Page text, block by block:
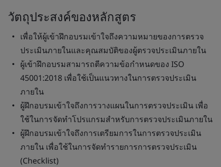
วัตถุประสงค์ของหลักสูตร
เพื่อให้ผู้เข้าฝึกอบรมเข้าใจถึงความหมายของการตรวจ
ประเมินภายในและคุณสมบัติของผู้ตรวจประเมินภายใน
ผู้เข้าฝึกอบรมสามารถตีความข้อกำหนดของ ISO
45001:2018 เพื่อใช้เป็นแนวทางในการตรวจประเมิน
ภายใน
ผู้ฝึกอบรมเข้าใจถึงการวางแผนในการตรวจประเมิน เพื่อ
ใช้ในการจัดทำโปรแกรมสำหรับการตรวจประเมินภายใน
ผู้ฝึกอบรมเข้าใจถึงการเตรียมการในการตรวจประเมิน
ภายใน เพื่อใช้ในการจัดทำรายการการตรวจประเมิน
(Checklist)